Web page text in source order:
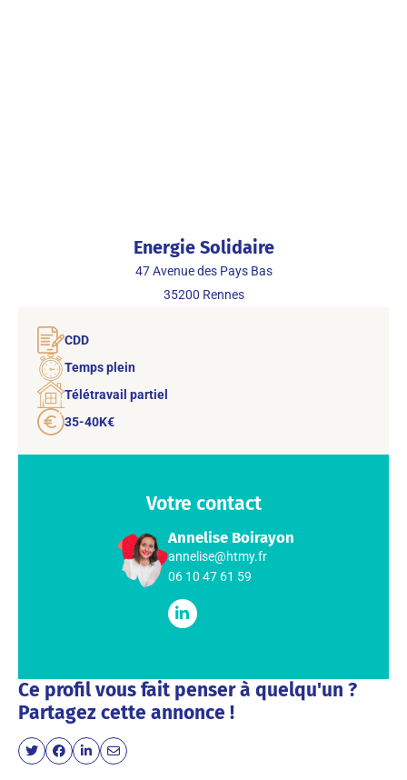
Energie Solidaire
47 Avenue des Pays Bas
35200 Rennes
CDD
Temps plein
Télétravail partiel
35-40K€
Votre contact
Annelise Boirayon
annelise@htmy.fr
06 10 47 61 59
Ce profil vous fait penser à quelqu'un ?
Partagez cette annonce !